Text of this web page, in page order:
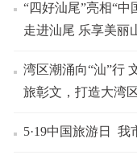
“四好汕尾”亮相“中
走进汕尾 乐享美丽
湾区潮涌向“汕”行
旅彰文，打造大湾
5·19中国旅游日